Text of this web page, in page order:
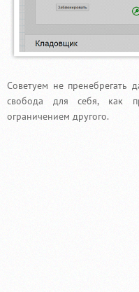
Советуем не пренебрегать
свобода для себя, как
ограничением другого.